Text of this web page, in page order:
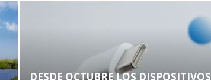
DESDE OCTUBRE LOS DISPOSITIVOS